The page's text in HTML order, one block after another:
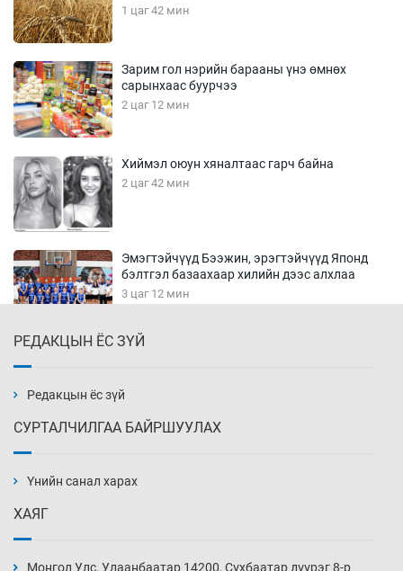
1 цаг 42 мин
Зарим гол нэрийн барааны үнэ өмнөх
сарынхаас буурчээ
2 цаг 12 мин
Хиймэл оюун хяналтаас гарч байна
2 цаг 42 мин
Эмэгтэйчүүд Бээжин, эрэгтэйчүүд Японд
бэлтгэл базаахаар хилийн дээс алхлаа
3 цаг 12 мин
3 цаг 42 мин
РЕДАКЦЫН ЁС ЗҮЙ
Редакцын ёс зүй
СУРТАЛЧИЛГАА БАЙРШУУЛАХ
Үнийн санал харах
ХАЯГ
Монгол Улс, Улаанбаатар 14200, Сүхбаатар дүүрэг 8-р